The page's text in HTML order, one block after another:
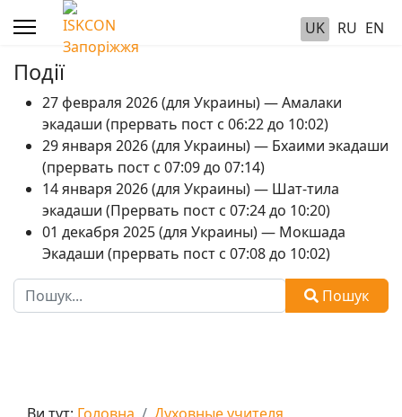
UK RU EN
Події
27 февраля 2026 (для Украины) — Амалаки
экадаши (прервать пост с 06:22 до 10:02)
29 января 2026 (для Украины) — Бхаими экадаши
(прервать пост с 07:09 до 07:14)
14 января 2026 (для Украины) — Шат-тила
экадаши (Прервать пост с 07:24 до 10:20)
01 декабря 2025 (для Украины) — Мокшада
Экадаши (прервать пост с 07:08 до 10:02)
Пошук
Пошук